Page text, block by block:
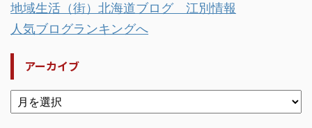
地域生活（街）北海道ブログ 江別情報
人気ブログランキングへ
アーカイブ